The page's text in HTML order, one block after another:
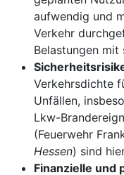
aufwendig und
Verkehr
Belastungen mit
Verkehrsdichte
Unfällen,
Lkw-
(Feuerwehr
Hessen) sind
Finanzielle und